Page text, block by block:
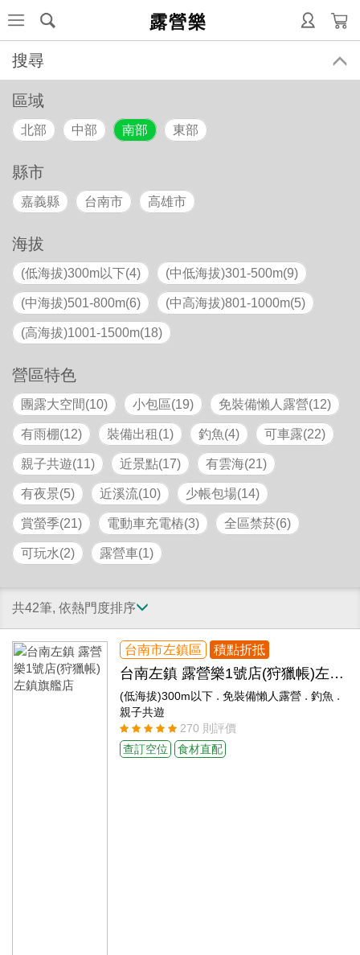
露營樂
搜尋
區域
北部 中部 南部 東部
縣市
嘉義縣 台南市 高雄市
海拔
(低海拔)300m以下(4) (中低海拔)301-500m(9)
(中海拔)501-800m(6) (中高海拔)801-1000m(5)
(高海拔)1001-1500m(18)
營區特色
團露大空間(10) 小包區(19) 免裝備懶人露營(12)
有雨棚(12) 裝備出租(1) 釣魚(4) 可車露(22)
親子共遊(11) 近景點(17) 有雲海(21)
有夜景(5) 近溪流(10) 少帳包場(14)
賞螢季(21) 電動車充電樁(3) 全區禁菸(6)
可玩水(2) 露營車(1)
共42筆, 依熱門度排序
台南市左鎮區 積點折抵
台南左鎮 露營樂1號店(狩獵帳)左鎮
旗艦店
(低海拔)300m以下 .免裝備懶人露營 .釣魚 .
親子共遊
270 則評價
查訂空位
食材直配